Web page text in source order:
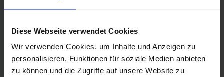
Diese Webseite verwendet Cookies
Wir verwenden Cookies, um Inhalte und Anzeigen zu
personalisieren, Funktionen für soziale Medien anbieten
zu können und die Zugriffe auf unsere Website zu